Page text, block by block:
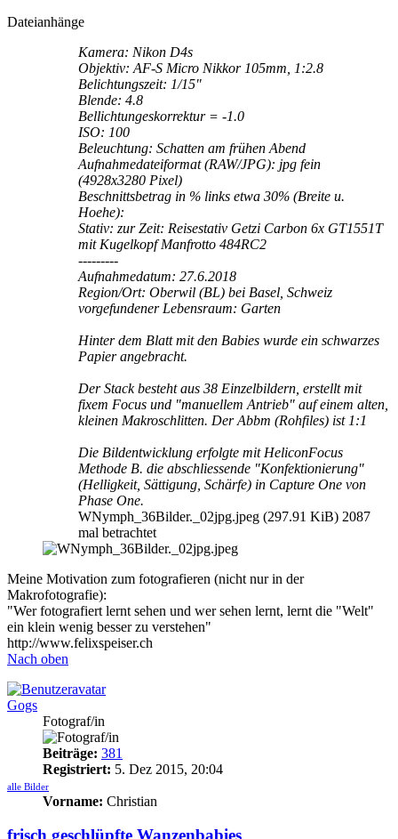
Dateianhänge
Kamera: Nikon D4s
Objektiv: AF-S Micro Nikkor 105mm, 1:2.8
Belichtungszeit: 1/15"
Blende: 4.8
Bellichtungeskorrektur = -1.0
ISO: 100
Beleuchtung: Schatten am frühen Abend
Aufnahmedateiformat (RAW/JPG): jpg fein
(4928x3280 Pixel)
Beschnittsbetrag in % links etwa 30% (Breite u.
Hoehe):
Stativ: zur Zeit: Reisestativ Getzi Carbon 6x GT1551T
mit Kugelkopf Manfrotto 484RC2
---------
Aufnahmedatum: 27.6.2018
Region/Ort: Oberwil (BL) bei Basel, Schweiz
vorgefundener Lebensraum: Garten
Hinter dem Blatt mit den Babies wurde ein schwarzes
Papier angebracht.
Der Stack besteht aus 38 Einzelbildern, erstellt mit
fixem Focus und "manuellem Antrieb" auf einem alten,
kleinen Makroschlitten. Der Abbm (Rohfiles) ist 1:1
Die Bildentwicklung erfolgte mit HeliconFocus
Methode B. die abschliessende "Konfektionierung"
(Helligkeit, Sättigung, Schärfe) in Capture One von
Phase One.
WNymph_36Bilder._02jpg.jpeg (297.91 KiB) 2087
mal betrachtet
Meine Motivation zum fotografieren (nicht nur in der
Makrofotografie):
"Wer fotografiert lernt sehen und wer sehen lernt, lernt die "Welt"
ein klein wenig besser zu verstehen"
http://www.felixspeiser.ch
Nach oben
Gogs
Fotograf/in
Beiträge: 381
Registriert: 5. Dez 2015, 20:04
alle Bilder
Vorname: Christian
frisch geschlüpfte Wanzenbabies